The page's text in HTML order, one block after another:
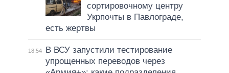
сортировочному центру
Укрпочты в Павлограде,
есть жертвы
18:54
В ВСУ запустили тестирование
упрощенных переводов через